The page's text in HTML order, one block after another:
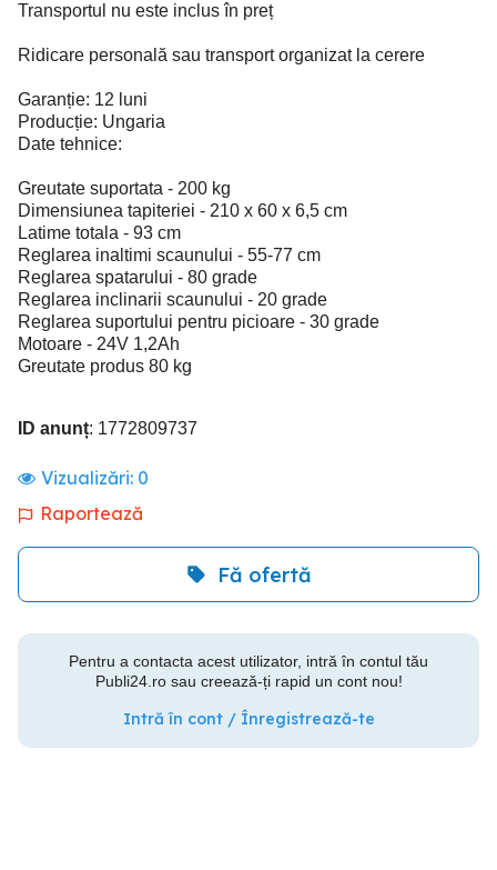
Transportul nu este inclus în preț
Ridicare personală sau transport organizat la cerere
Garanție: 12 luni
Producție: Ungaria
Date tehnice:
Greutate suportata - 200 kg
Dimensiunea tapiteriei - 210 x 60 x 6,5 cm
Latime totala - 93 cm
Reglarea inaltimi scaunului - 55-77 cm
Reglarea spatarului - 80 grade
Reglarea inclinarii scaunului - 20 grade
Reglarea suportului pentru picioare - 30 grade
Motoare - 24V 1,2Ah
Greutate produs 80 kg
ID anunț: 1772809737
Vizualizări: 0
Raportează
Fă ofertă
Pentru a contacta acest utilizator, intră în contul tău
Publi24.ro sau creează-ți rapid un cont nou!
Intră în cont / Înregistrează-te